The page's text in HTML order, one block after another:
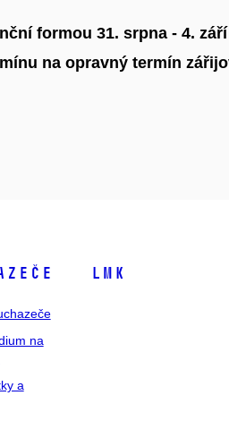
formou 31. srpna - 4. září
na opravný termín
na
a
LMK